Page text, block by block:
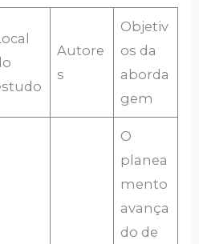
Autore
s
Objetiv
os da
aborda
gem
O
planea
mento
avança
do de